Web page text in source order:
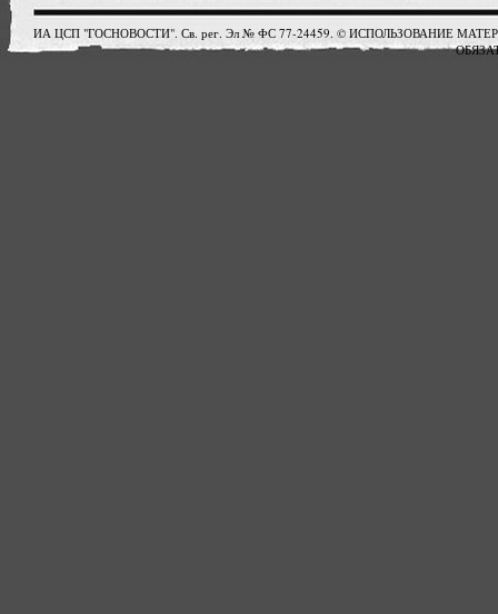
ИА ЦСП "ГОСНОВОСТИ". Св. рег. Эл № ФС 77-24459. © ИСПОЛЬЗОВАНИЕ